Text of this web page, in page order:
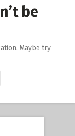
be
Maybe try